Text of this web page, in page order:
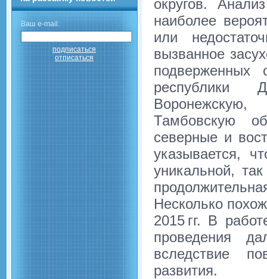
Ваш e-mail:
подписаться
отписаться
округов.
наиболее
или
вызванное
подверженных
республики
Тамбовскую
северные и
указывается,
уникальной,
Несколько
2015 гг. В
проведения
вследствие
развития.